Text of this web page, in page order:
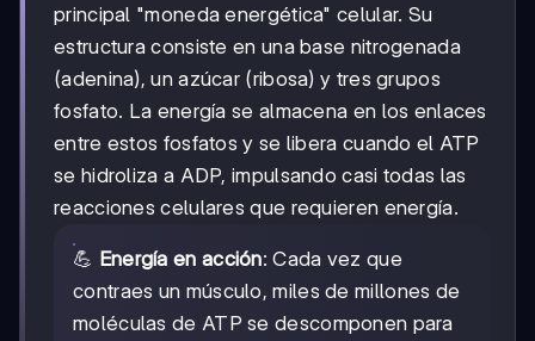
principal "moneda energética" celular. Su
estructura consiste en una base nitrogenada
(adenina), un azúcar (ribosa) y tres grupos
fosfato. La energía se almacena en los enlaces
entre estos fosfatos y se libera cuando el ATP
se hidroliza a ADP, impulsando casi todas las
reacciones celulares que requieren energía.
💪 Energía en acción: Cada vez que
contraes un músculo, miles de millones de
moléculas de ATP se descomponen para